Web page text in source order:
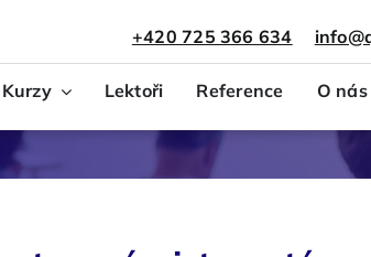
+420 725 366 634
Kurzy
Office Právo a
Lektoři Reference O nás